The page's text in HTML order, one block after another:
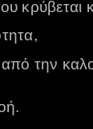
κρύβεται
την